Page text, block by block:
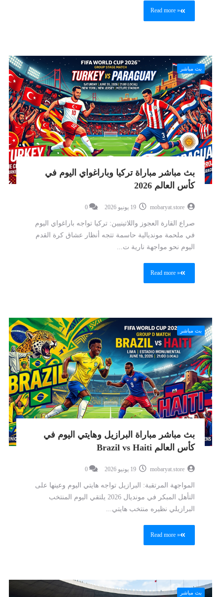
Read more »
بث مباشر
بث مباشر مباراة تركيا وباراغواي اليوم في
كأس العالم 2026
mobaryat.store
0
صراع القارة العجوز واللاتينيين: تركيا تواجه باراغواي اليوم
في ملحمة مونديالية حاسمة تتجه أنظار عشاق كرة القدم
اليوم نحو مواجهة نارية ت...
Read more »
بث مباشر
بث مباشر مباراة البرازيل وهايتي اليوم في
كأس العالم Brazil vs Haiti
mobaryat.store
0
المواجهة المرتقبة: البرازيل تواجه هايتي اليوم وعينها على
التأهل المبكر في مونديال 2026 يلتقي اليوم المنتخب
البرازيلي نظيره منتخب هايتي...
Read more »
بث مباشر